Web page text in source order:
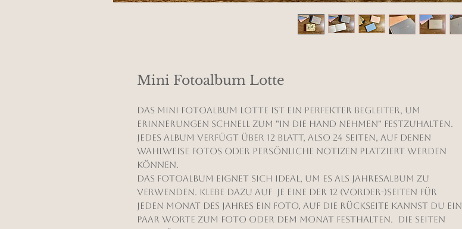
Mini Fotoalbum Lotte
Das Mini Fotoalbum Lotte ist ein perfekter Begleiter, um
Erinnerungen schnell zum "in die Hand nehmen" festzuhalten.
Jedes Album verfügt über 12 Blatt, also 24 Seiten, auf denen
wahlweise Fotos oder persönliche Notizen platziert werden
können.
Das Fotoalbum eignet sich ideal, um es als Jahresalbum zu
verwenden. Klebe dazu auf je eine der 12 (Vorder-)Seiten für
jeden Monat des Jahres ein Foto, auf die Rückseite kannst du ein
paar Worte zum Foto oder dem Monat festhalten. Die Seiten